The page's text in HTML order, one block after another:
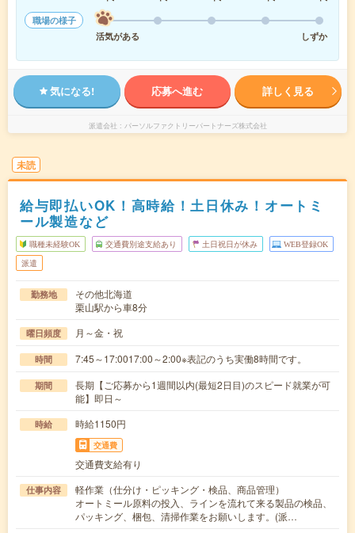
職場の様子
活気がある
しずか
気になる! 応募へ進む 詳しく見る
派遣会社 パーソルファクトリーパートナーズ株式会社
未読
給与即払いOK！高時給！土日休み！オートミ
ール製造など
職種未経験OK 交通費別途支給あり 土日祝日が休み WEB登録OK
派遣
勤務地
その他北海道
栗山駅から車8分
曜日頻度 月～金・祝
時間 7:45～17:0017:00～2:00※表記のうち実働8時間です。
期間
長期【ご応募から1週間以内(最短2日目)のスピード就業が可
能】即日～
時給 時給1150円
交通費
交通費支給有り
仕事内容
軽作業（仕分け・ピッキング・検品、商品管理）
オートミール原料の投入、ラインを流れて来る製品の検品、
パッキング、梱包、清掃作業をお願いします。(派…